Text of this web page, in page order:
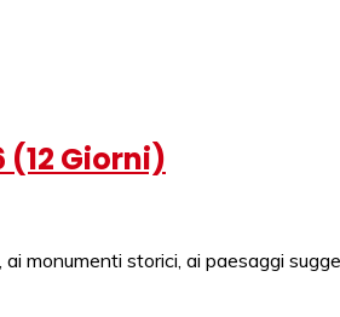
Giorni)
monumenti storici, ai paesaggi